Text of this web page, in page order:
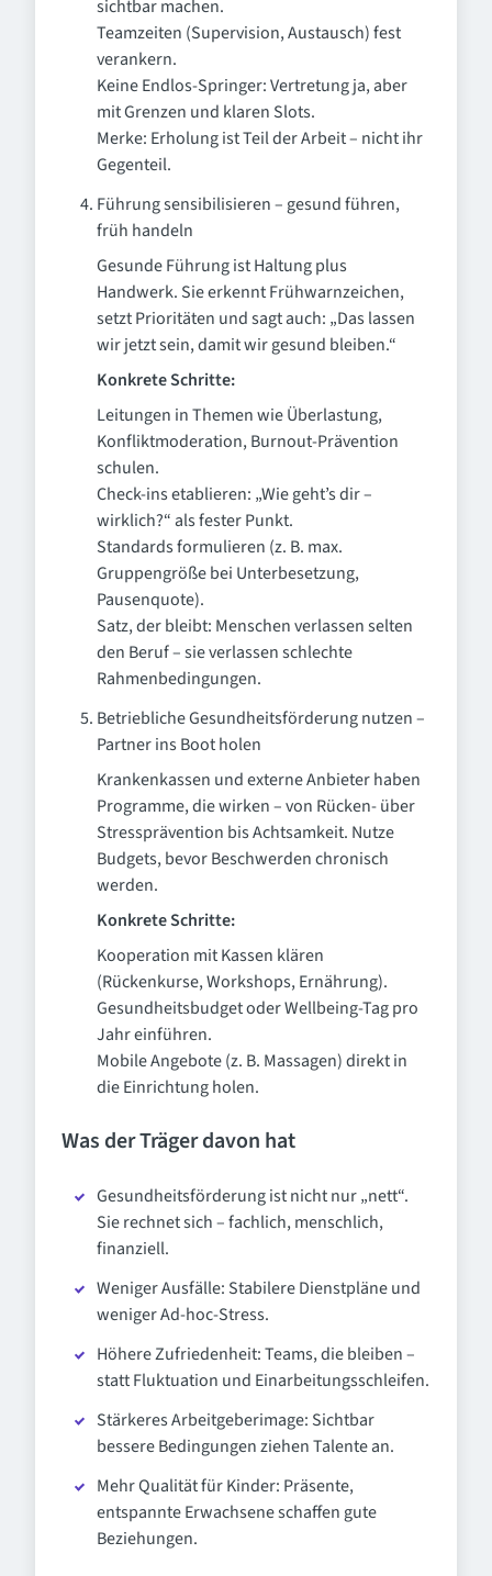
sichtbar machen.
Teamzeiten (Supervision, Austausch) fest
verankern.
Keine Endlos-Springer: Vertretung ja, aber
mit Grenzen und klaren Slots.
Merke: Erholung ist Teil der Arbeit – nicht ihr
Gegenteil.
Führung sensibilisieren – gesund führen,
früh handeln
Gesunde Führung ist Haltung plus
Handwerk. Sie erkennt Frühwarnzeichen,
setzt Prioritäten und sagt auch: „Das lassen
wir jetzt sein, damit wir gesund bleiben.“
Konkrete Schritte:
Leitungen in Themen wie Überlastung,
Konfliktmoderation, Burnout-Prävention
schulen.
Check-ins etablieren: „Wie geht’s dir –
wirklich?“ als fester Punkt.
Standards formulieren (z. B. max.
Gruppengröße bei Unterbesetzung,
Pausenquote).
Satz, der bleibt: Menschen verlassen selten
den Beruf – sie verlassen schlechte
Rahmenbedingungen.
Betriebliche Gesundheitsförderung nutzen –
Partner ins Boot holen
Krankenkassen und externe Anbieter haben
Programme, die wirken – von Rücken- über
Stressprävention bis Achtsamkeit. Nutze
Budgets, bevor Beschwerden chronisch
werden.
Konkrete Schritte:
Kooperation mit Kassen klären
(Rückenkurse, Workshops, Ernährung).
Gesundheitsbudget oder Wellbeing-Tag pro
Jahr einführen.
Mobile Angebote (z. B. Massagen) direkt in
die Einrichtung holen.
Was der Träger davon hat
Gesundheitsförderung ist nicht nur „nett“.
Sie rechnet sich – fachlich, menschlich,
finanziell.
Weniger Ausfälle: Stabilere Dienstpläne und
weniger Ad-hoc-Stress.
Höhere Zufriedenheit: Teams, die bleiben –
statt Fluktuation und Einarbeitungsschleifen.
Stärkeres Arbeitgeberimage: Sichtbar
bessere Bedingungen ziehen Talente an.
Mehr Qualität für Kinder: Präsente,
entspannte Erwachsene schaffen gute
Beziehungen.